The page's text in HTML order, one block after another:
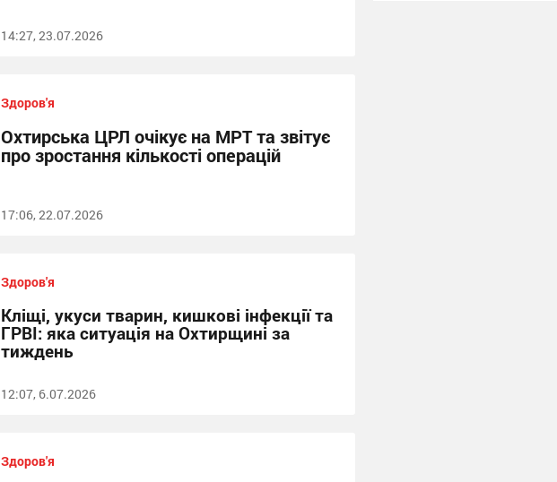
14:27, 23.07.2026
Здоров'я
Охтирська ЦРЛ очікує на МРТ та звітує
про зростання кількості операцій
17:06, 22.07.2026
Здоров'я
Кліщі, укуси тварин, кишкові інфекції та
ГРВІ: яка ситуація на Охтирщині за
тиждень
12:07, 6.07.2026
Здоров'я